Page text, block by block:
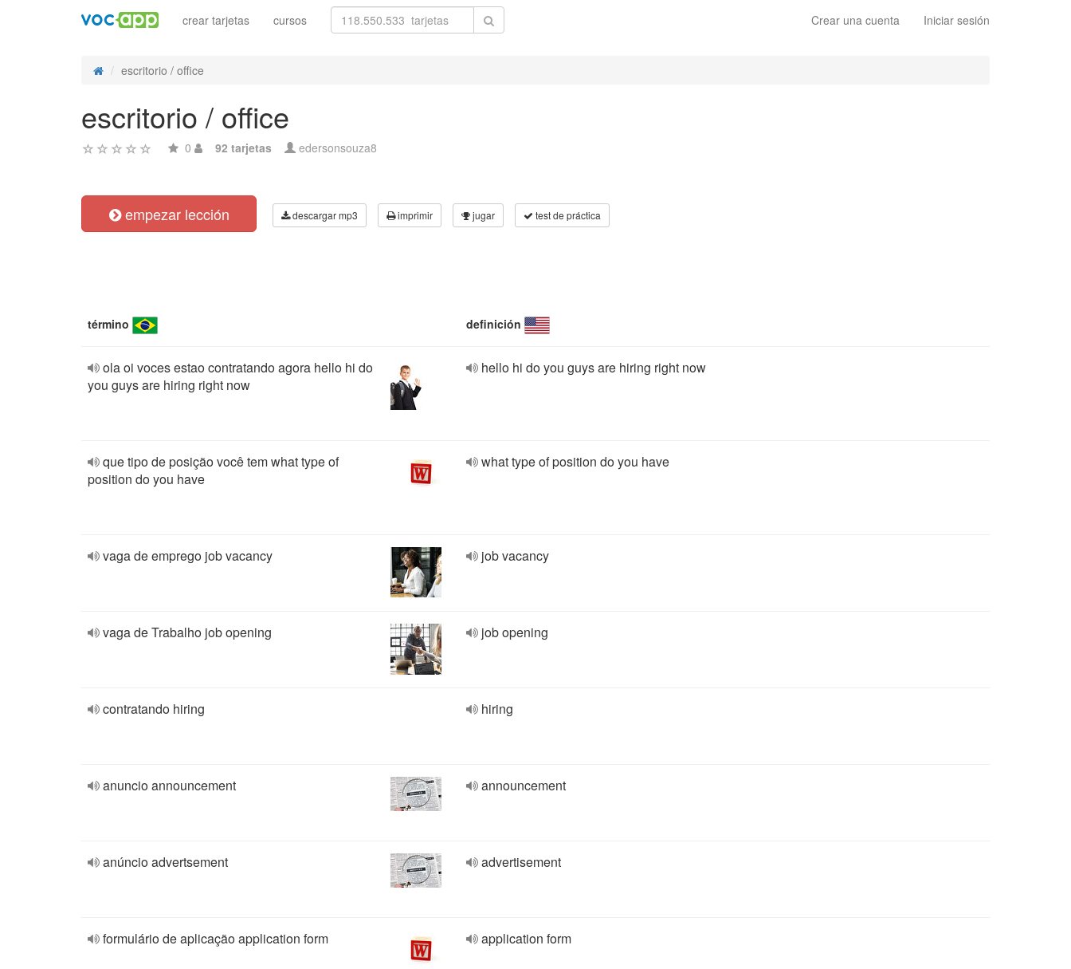
Crear una cuenta Iniciar sesión
crear tarjetas cursos
escritorio / office
escritorio / office
0 92 tarjetas edersonsouza8
empezar lección descargar mp3 imprimir jugar test de práctica
término definición
ola oi voces estao contratando agora hello hi do
you guys are hiring right now
hello hi do you guys are hiring right now
que tipo de posição você tem what type of
position do you have
what type of position do you have
vaga de emprego job vacancy job vacancy
vaga de Trabalho job opening job opening
contratando hiring hiring
anuncio announcement announcement
anúncio advertsement advertisement
formulário de aplicação application form application form